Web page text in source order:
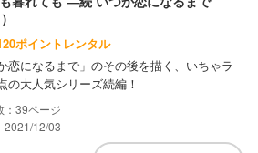
ポイントレンタル
恋になるまで」のその後を描く、いちゃラ
の大人気シリーズ続編！
39
2021/12/03